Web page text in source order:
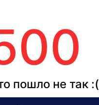
пошло не так :(